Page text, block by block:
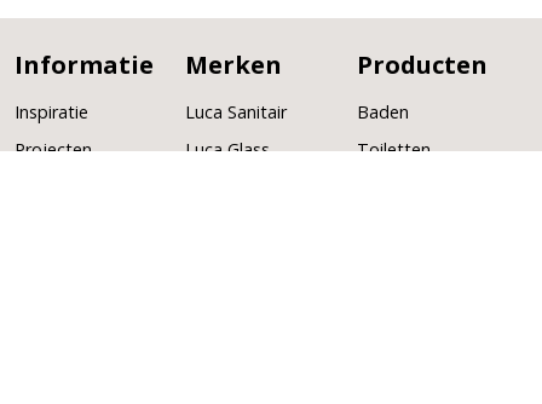
Informatie
Inspiratie
Projecten
Merken
Luca Sanitair
Luca Glass
Producten
Baden
Toiletten